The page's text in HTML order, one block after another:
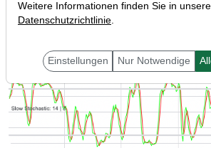
Weitere Informationen finden Sie in
Datenschutzrichtlinie.
Einstellungen Nur Notwendige